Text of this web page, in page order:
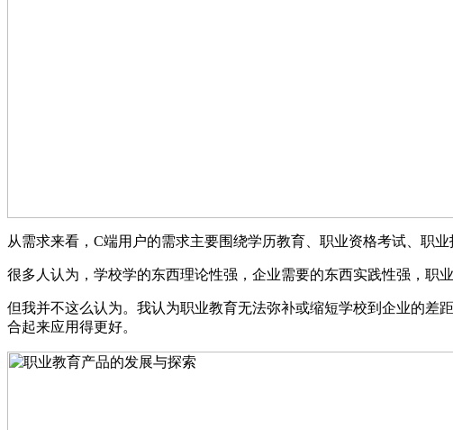
从需求来看，C端用户的需求主要围绕学历教育、职业资格考试、职
很多人认为，学校学的东西理论性强，企业需要的东西实践性强，职
但我并不这么认为。我认为职业教育无法弥补或缩短学校到企业的差
合起来应用得更好。